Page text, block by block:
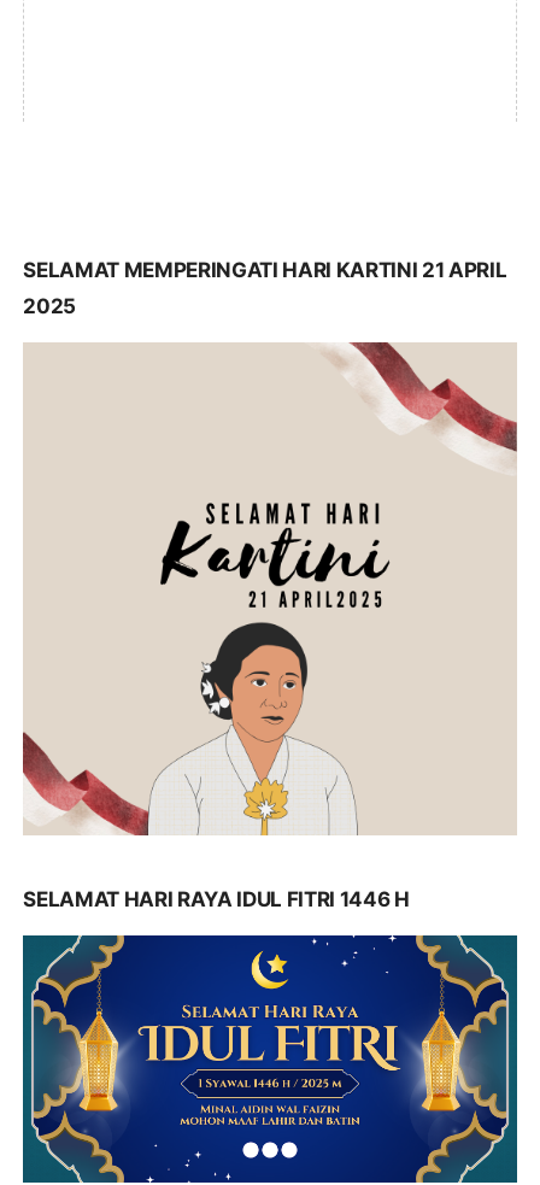
SELAMAT MEMPERINGATI HARI KARTINI 21 APRIL
2025
SELAMAT HARI RAYA IDUL FITRI 1446 H